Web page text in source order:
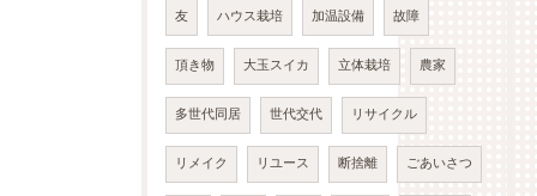
友 ハウス栽培 加温設備 故障
頂き物 大玉スイカ 立体栽培 農家
多世代同居 世代交代 リサイクル
リメイク リユース 断捨離 ごあいさつ